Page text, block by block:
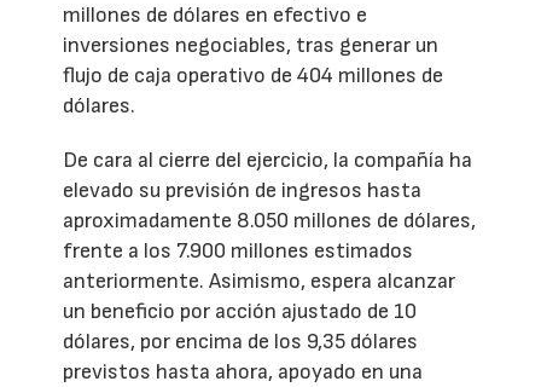
millones de dólares en efectivo e
inversiones negociables, tras generar un
flujo de caja operativo de 404 millones de
dólares.
De cara al cierre del ejercicio, la compañía ha
elevado su previsión de ingresos hasta
aproximadamente 8.050 millones de dólares,
frente a los 7.900 millones estimados
anteriormente. Asimismo, espera alcanzar
un beneficio por acción ajustado de 10
dólares, por encima de los 9,35 dólares
previstos hasta ahora, apoyado en una